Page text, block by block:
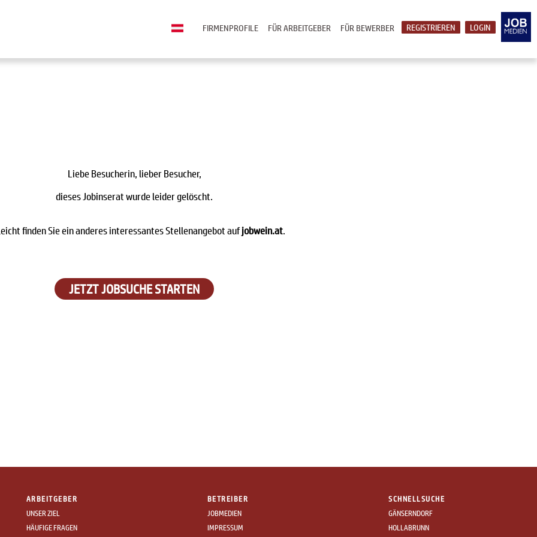
LOGIN
REGISTRIEREN
FÜR BEWERBER
FÜR ARBEITGEBER
FIRMENPROFILE
Liebe Besucherin, lieber Besucher,
dieses Jobinserat wurde leider gelöscht.
finden Sie ein anderes interessantes Stellenangebot aufjobwein.at
JETZT JOBSUCHE STARTEN
ARBEITGEBER
UNSER ZIEL
HÄUFIGE FRAGEN
BETREIBER
JOBMEDIEN
IMPRESSUM
SCHNELLSUCHE
GÄNSERNDORF
HOLLABRUNN